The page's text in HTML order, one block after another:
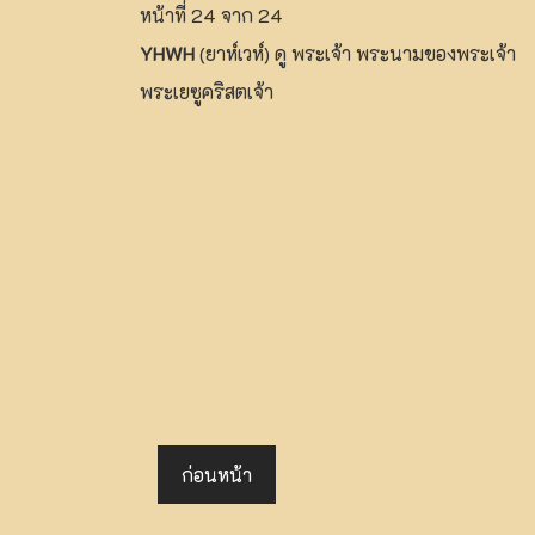
หน้าที่ 24 จาก 24
YHWH(ยาห์เวห์) ดู พระเจ้า พระนามของพระเจ้า
พระเยซูคริสตเจ้า
ก่อนหน้า